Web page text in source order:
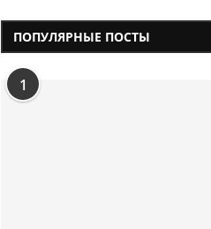
ПОПУЛЯРНЫЕ ПОСТЫ
1